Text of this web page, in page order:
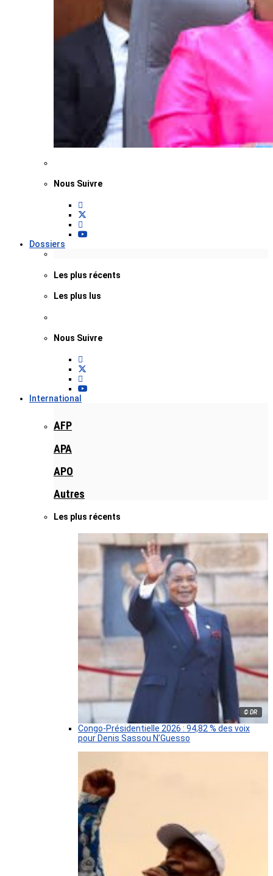
Nous Suivre
Dossiers
Les plus récents
Les plus lus
Nous Suivre
International
AFP
APA
APO
Autres
Les plus récents
© DR
Congo-Présidentielle 2026 : 94,82 % des voix
pour Denis Sassou N’Guesso